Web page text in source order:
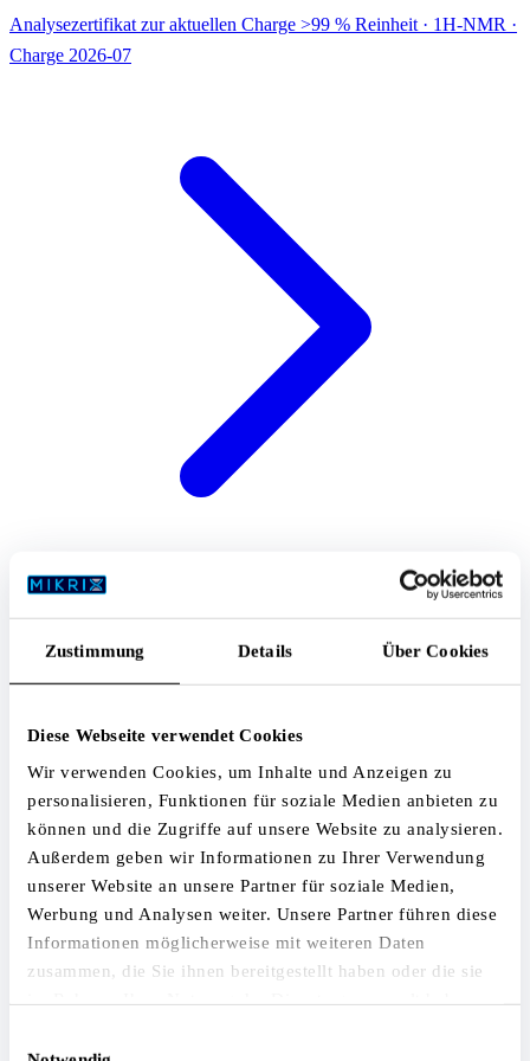
Zustimmung Details Über Cookies
Diese Webseite verwendet Cookies
Wir verwenden Cookies, um Inhalte und Anzeigen zu
personalisieren, Funktionen für soziale Medien anbieten zu
können und die Zugriffe auf unsere Website zu analysieren.
Außerdem geben wir Informationen zu Ihrer Verwendung
unserer Website an unsere Partner für soziale Medien,
Werbung und Analysen weiter. Unsere Partner führen diese
Informationen möglicherweise mit weiteren Daten
zusammen, die Sie ihnen bereitgestellt haben oder die sie
Analysezertifikat zur aktuellen Charge >99 % Reinheit · 1H-NMR ·
Charge 2026-07
Spezifikationen
Substanz
beta-Nicotinamid-Mononukleotid (NMN)
Alternativbezeichnung
Nicotinamid Mononukleotid, β-NMN, Nicotinamide
CAS-Nummer
1094-61-7
Molekulargewicht